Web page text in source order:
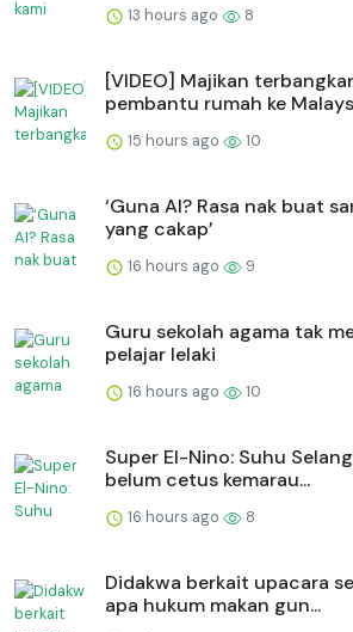
13 hours ago 8
[VIDEO] Majikan
pembantu rumah ke
15 hours ago 10
‘Guna AI? Rasa nak buat
yang cakap’
16 hours ago 9
Guru sekolah agama tak
pelajar lelaki
16 hours ago 10
Super El-Nino: Suhu
belum cetus kemarau...
16 hours ago 8
Didakwa berkait upacara
apa hukum makan gun...